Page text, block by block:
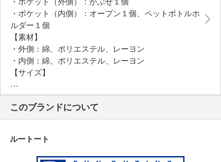
・ポケット（内側）：オープン１個、ペットボトルホ
ルダー１個
【素材】
・外側：綿、ポリエステル、レーヨン
・内側：綿、ポリエステル、レーヨン
【サイズ】
・約縦２７ｃｍ×最大横３８ｃｍ×マチ２４ｃｍ
・Ａ４サイズ：不可
【重さ】
・約３５０ｇ
・個体差あり
【原産国（地）】
このブランドについて
ルートート